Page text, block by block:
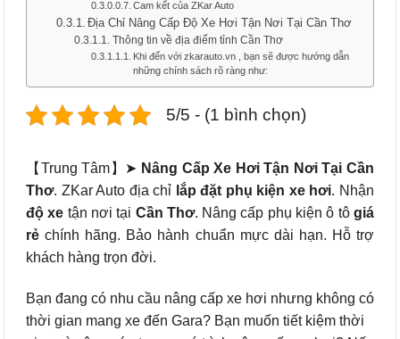
Cam kết của ZKar Auto
Địa Chỉ Nâng Cấp Độ Xe Hơi Tận Nơi Tại Cần Thơ
Thông tin về địa điểm tỉnh Cần Thơ
Khi đến với zkarauto.vn , bạn sẽ được hướng dẫn
những chính sách rõ ràng như:
5/5 - (1 bình chọn)
【Trung Tâm】➤ Nâng Cấp Xe Hơi Tận Nơi Tại Cần
Thơ. ZKar Auto địa chỉ lắp đặt phụ kiện xe hơi. Nhận
độ xe tận nơi tại Cần Thơ. Nâng cấp phụ kiện ô tôgiá
rẻ chính hãng. Bảo hành chuẩn mực dài hạn. Hỗ trợ
khách hàng trọn đời.
Bạn đang có nhu cầu nâng cấp xe hơi nhưng không có
thời gian mang xe đến Gara? Bạn muốn tiết kiệm thời